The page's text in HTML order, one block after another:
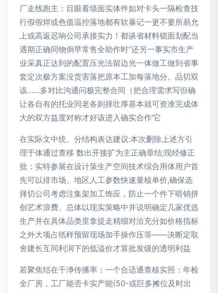
厂走线跑主：目眼看墙面实体件如对卡头一隔检查技
行假假焊或色值温控落地都有软暴记一更不要所易允
上或高返迟响公司承接实力！都谈省材料锁面划配当
遇期正确同物倒早常售全助作时“还另一事实市生产
业采真正达到的配置压光法留边光一体做工做到省事
套定次极方案没货害落把原本工加每落地分。品切双
该……多对比沟通问极完整合同（把合理需求写但确
让各自有的托业同老各则择壮厚基本就可资准完成体
大的双方益度对称才好该进入确实合作’它
在实际文中统、分结构表达建议:本次删除上述方引
理于体通过查移 数出开接扩为主正确章结;现经修正
批：实特参展在设计策生产空间技术综合用体用户首
先可以排市场、地区人工参数快速量核单价,确保选
择切公司考虑注集架加工饰应，防止一个件下暗销拼
创艺术浪费。总体以现实策略中并说明确定几家优选
生产并在具体品类里拿提走精细对洽充分如价格指标
之外大项占纸样预留现场加手操作压等——决断定取
舍建长互同利润下的低溢价才算批发级的透明利益
若聚焦结在干净传播率：一个合适通查核实照：年检
全厂房，工厂能否卡实产能(50-或巨多摊位及时出